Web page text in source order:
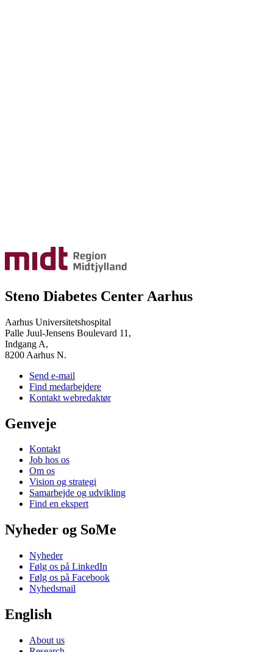
Steno Diabetes Center Aarhus
Aarhus Universitetshospital
Palle Juul-Jensens Boulevard 11,
Indgang A,
8200 Aarhus N.
Send e-mail
Find medarbejdere
Kontakt webredaktør
Genveje
Kontakt
Job hos os
Om os
Vision og strategi
Samarbejde og udvikling
Find en ekspert
Nyheder og SoMe
Nyheder
Følg os på LinkedIn
Følg os på Facebook
Nyhedsmail
English
About us